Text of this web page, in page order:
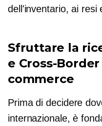
dell'inventario, ai resi
Sfruttare la
e Cross-Border
commerce
Prima di decidere
internazionale, è